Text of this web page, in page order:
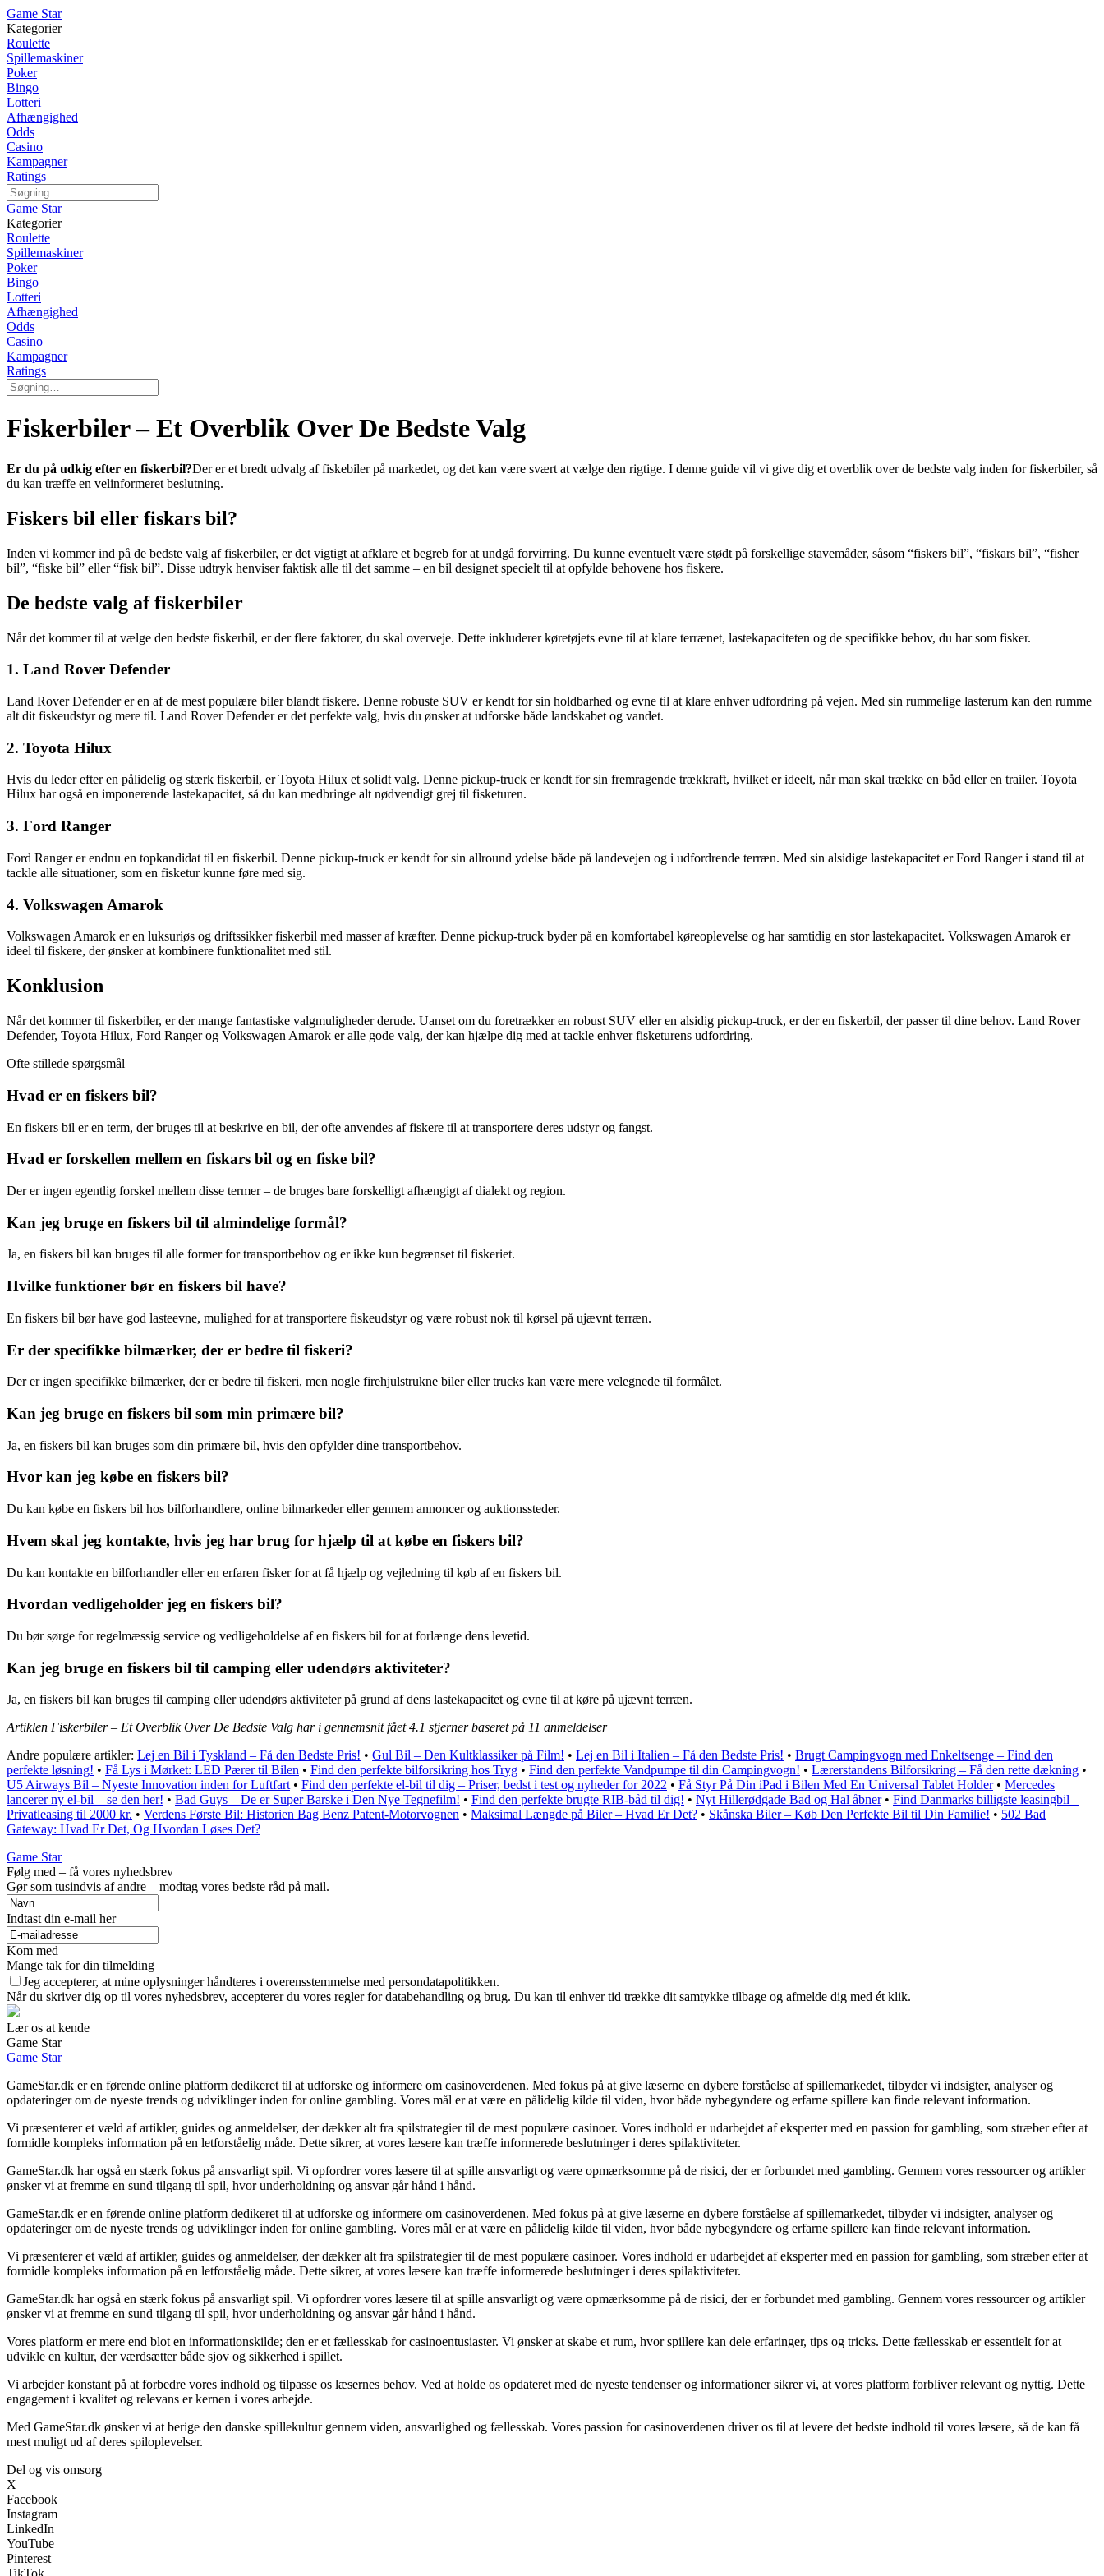
Game Star
Kategorier
Roulette
Spillemaskiner
Poker
Bingo
Lotteri
Afhængighed
Odds
Casino
Kampagner
Ratings
Game Star
Kategorier
Roulette
Spillemaskiner
Poker
Bingo
Lotteri
Afhængighed
Odds
Casino
Kampagner
Ratings
Fiskerbiler – Et Overblik Over De Bedste Valg
Er du på udkig efter en fiskerbil?Der er et bredt udvalg af fiskebiler på markedet, og det kan være svært at vælge den rigtige. I denne guide vil vi give dig et overblik over de bedste valg inden for fiskerbiler, så
du kan træffe en velinformeret beslutning.
Fiskers bil eller fiskars bil?
Inden vi kommer ind på de bedste valg af fiskerbiler, er det vigtigt at afklare et begreb for at undgå forvirring. Du kunne eventuelt være stødt på forskellige stavemåder, såsom “fiskers bil”, “fiskars bil”, “fisher
bil”, “fiske bil” eller “fisk bil”. Disse udtryk henviser faktisk alle til det samme – en bil designet specielt til at opfylde behovene hos fiskere.
De bedste valg af fiskerbiler
Når det kommer til at vælge den bedste fiskerbil, er der flere faktorer, du skal overveje. Dette inkluderer køretøjets evne til at klare terrænet, lastekapaciteten og de specifikke behov, du har som fisker.
1. Land Rover Defender
Land Rover Defender er en af de mest populære biler blandt fiskere. Denne robuste SUV er kendt for sin holdbarhed og evne til at klare enhver udfordring på vejen. Med sin rummelige lasterum kan den rumme
alt dit fiskeudstyr og mere til. Land Rover Defender er det perfekte valg, hvis du ønsker at udforske både landskabet og vandet.
2. Toyota Hilux
Hvis du leder efter en pålidelig og stærk fiskerbil, er Toyota Hilux et solidt valg. Denne pickup-truck er kendt for sin fremragende trækkraft, hvilket er ideelt, når man skal trække en båd eller en trailer. Toyota
Hilux har også en imponerende lastekapacitet, så du kan medbringe alt nødvendigt grej til fisketuren.
3. Ford Ranger
Ford Ranger er endnu en topkandidat til en fiskerbil. Denne pickup-truck er kendt for sin allround ydelse både på landevejen og i udfordrende terræn. Med sin alsidige lastekapacitet er Ford Ranger i stand til at
tackle alle situationer, som en fisketur kunne føre med sig.
4. Volkswagen Amarok
Volkswagen Amarok er en luksuriøs og driftssikker fiskerbil med masser af kræfter. Denne pickup-truck byder på en komfortabel køreoplevelse og har samtidig en stor lastekapacitet. Volkswagen Amarok er
ideel til fiskere, der ønsker at kombinere funktionalitet med stil.
Konklusion
Når det kommer til fiskerbiler, er der mange fantastiske valgmuligheder derude. Uanset om du foretrækker en robust SUV eller en alsidig pickup-truck, er der en fiskerbil, der passer til dine behov. Land Rover
Defender, Toyota Hilux, Ford Ranger og Volkswagen Amarok er alle gode valg, der kan hjælpe dig med at tackle enhver fisketurens udfordring.
Ofte stillede spørgsmål
Hvad er en fiskers bil?
En fiskers bil er en term, der bruges til at beskrive en bil, der ofte anvendes af fiskere til at transportere deres udstyr og fangst.
Hvad er forskellen mellem en fiskars bil og en fiske bil?
Der er ingen egentlig forskel mellem disse termer – de bruges bare forskelligt afhængigt af dialekt og region.
Kan jeg bruge en fiskers bil til almindelige formål?
Ja, en fiskers bil kan bruges til alle former for transportbehov og er ikke kun begrænset til fiskeriet.
Hvilke funktioner bør en fiskers bil have?
En fiskers bil bør have god lasteevne, mulighed for at transportere fiskeudstyr og være robust nok til kørsel på ujævnt terræn.
Er der specifikke bilmærker, der er bedre til fiskeri?
Der er ingen specifikke bilmærker, der er bedre til fiskeri, men nogle firehjulstrukne biler eller trucks kan være mere velegnede til formålet.
Kan jeg bruge en fiskers bil som min primære bil?
Ja, en fiskers bil kan bruges som din primære bil, hvis den opfylder dine transportbehov.
Hvor kan jeg købe en fiskers bil?
Du kan købe en fiskers bil hos bilforhandlere, online bilmarkeder eller gennem annoncer og auktionssteder.
Hvem skal jeg kontakte, hvis jeg har brug for hjælp til at købe en fiskers bil?
Du kan kontakte en bilforhandler eller en erfaren fisker for at få hjælp og vejledning til køb af en fiskers bil.
Hvordan vedligeholder jeg en fiskers bil?
Du bør sørge for regelmæssig service og vedligeholdelse af en fiskers bil for at forlænge dens levetid.
Kan jeg bruge en fiskers bil til camping eller udendørs aktiviteter?
Ja, en fiskers bil kan bruges til camping eller udendørs aktiviteter på grund af dens lastekapacitet og evne til at køre på ujævnt terræn.
Artiklen Fiskerbiler – Et Overblik Over De Bedste Valg har i gennemsnit fået4.1 stjerner baseret på 11 anmeldelser
Andre populære artikler: Lej en Bil i Tyskland – Få den Bedste Pris! • Gul Bil – Den Kultklassiker på Film! • Lej en Bil i Italien – Få den Bedste Pris! • Brugt Campingvogn med Enkeltsenge – Find den
perfekte løsning! • Få Lys i Mørket: LED Pærer til Bilen • Find den perfekte bilforsikring hos Tryg • Find den perfekte Vandpumpe til din Campingvogn! • Lærerstandens Bilforsikring – Få den rette dækning •
U5 Airways Bil – Nyeste Innovation inden for Luftfart• Find den perfekte el-bil til dig – Priser, bedst i test og nyheder for 2022 • Få Styr På Din iPad i Bilen Med En Universal Tablet Holder• Mercedes
lancerer ny el-bil – se den her! • Bad Guys – De er Super Barske i Den Nye Tegnefilm! • Find den perfekte brugte RIB-båd til dig! • Nyt Hillerødgade Bad og Hal åbner• Find Danmarks billigste leasingbil –
Privatleasing til 2000 kr. • Verdens Første Bil: Historien Bag Benz Patent-Motorvognen • Maksimal Længde på Biler – Hvad Er Det? • Skånska Biler – Køb Den Perfekte Bil til Din Familie! • 502 Bad
Gateway: Hvad Er Det, Og Hvordan Løses Det?
Game Star
Følg med – få vores nyhedsbrev
Gør som tusindvis af andre – modtag vores bedste råd på mail.
Indtast din e-mail her
Kom med
Mange tak for din tilmelding
Jeg accepterer, at mine oplysninger håndteres i overensstemmelse med persondatapolitikken.
Når du skriver dig op til vores nyhedsbrev, accepterer du vores regler for databehandling og brug. Du kan til enhver tid trække dit samtykke tilbage og afmelde dig med ét klik.
Lær os at kende
Game Star
Game Star
GameStar.dk er en førende online platform dedikeret til at udforske og informere om casinoverdenen. Med fokus på at give læserne en dybere forståelse af spillemarkedet, tilbyder vi indsigter, analyser og
opdateringer om de nyeste trends og udviklinger inden for online gambling. Vores mål er at være en pålidelig kilde til viden, hvor både nybegyndere og erfarne spillere kan finde relevant information.
Vi præsenterer et væld af artikler, guides og anmeldelser, der dækker alt fra spilstrategier til de mest populære casinoer. Vores indhold er udarbejdet af eksperter med en passion for gambling, som stræber efter at
formidle kompleks information på en letforståelig måde. Dette sikrer, at vores læsere kan træffe informerede beslutninger i deres spilaktiviteter.
GameStar.dk har også en stærk fokus på ansvarligt spil. Vi opfordrer vores læsere til at spille ansvarligt og være opmærksomme på de risici, der er forbundet med gambling. Gennem vores ressourcer og artikler
ønsker vi at fremme en sund tilgang til spil, hvor underholdning og ansvar går hånd i hånd.
GameStar.dk er en førende online platform dedikeret til at udforske og informere om casinoverdenen. Med fokus på at give læserne en dybere forståelse af spillemarkedet, tilbyder vi indsigter, analyser og
opdateringer om de nyeste trends og udviklinger inden for online gambling. Vores mål er at være en pålidelig kilde til viden, hvor både nybegyndere og erfarne spillere kan finde relevant information.
Vi præsenterer et væld af artikler, guides og anmeldelser, der dækker alt fra spilstrategier til de mest populære casinoer. Vores indhold er udarbejdet af eksperter med en passion for gambling, som stræber efter at
formidle kompleks information på en letforståelig måde. Dette sikrer, at vores læsere kan træffe informerede beslutninger i deres spilaktiviteter.
GameStar.dk har også en stærk fokus på ansvarligt spil. Vi opfordrer vores læsere til at spille ansvarligt og være opmærksomme på de risici, der er forbundet med gambling. Gennem vores ressourcer og artikler
ønsker vi at fremme en sund tilgang til spil, hvor underholdning og ansvar går hånd i hånd.
Vores platform er mere end blot en informationskilde; den er et fællesskab for casinoentusiaster. Vi ønsker at skabe et rum, hvor spillere kan dele erfaringer, tips og tricks. Dette fællesskab er essentielt for at
udvikle en kultur, der værdsætter både sjov og sikkerhed i spillet.
Vi arbejder konstant på at forbedre vores indhold og tilpasse os læsernes behov. Ved at holde os opdateret med de nyeste tendenser og informationer sikrer vi, at vores platform forbliver relevant og nyttig. Dette
engagement i kvalitet og relevans er kernen i vores arbejde.
Med GameStar.dk ønsker vi at berige den danske spillekultur gennem viden, ansvarlighed og fællesskab. Vores passion for casinoverdenen driver os til at levere det bedste indhold til vores læsere, så de kan få
mest muligt ud af deres spiloplevelser.
Del og vis omsorg
X
Facebook
Instagram
LinkedIn
YouTube
Pinterest